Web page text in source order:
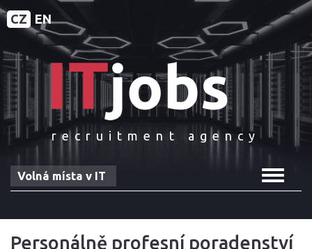
CZ EN
recruitment agency
Toggle
Volná místa v IT
Personálně profesní poradenství